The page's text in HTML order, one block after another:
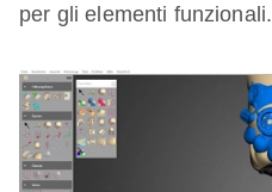
per gli elementi funzionali.